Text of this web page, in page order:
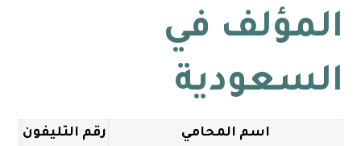
المؤلف في
السعودية
اسم المحامي
رقم التليفون